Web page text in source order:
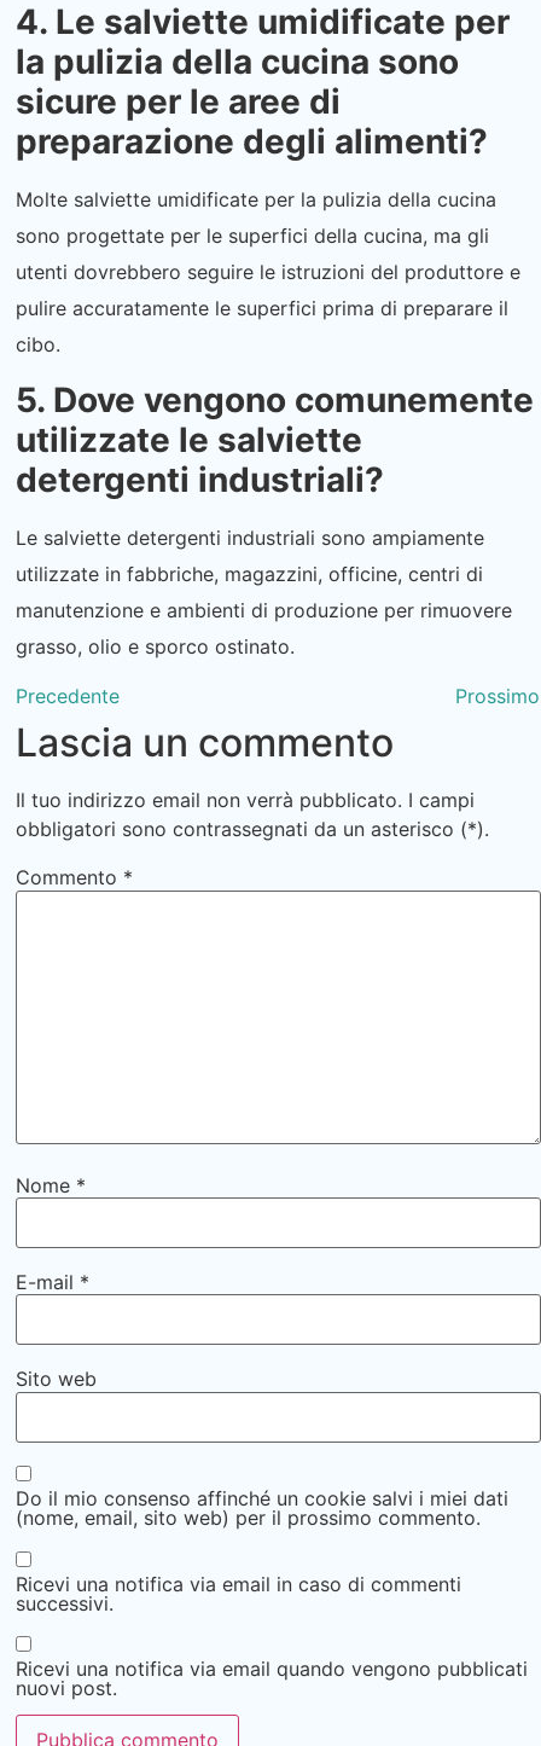
4. Le salviette umidificate per
la pulizia della cucina sono
sicure per le aree di
preparazione degli alimenti?
Molte salviette umidificate per la pulizia della cucina
sono progettate per le superfici della cucina, ma gli
utenti dovrebbero seguire le istruzioni del produttore e
pulire accuratamente le superfici prima di preparare il
cibo.
5. Dove vengono comunemente
utilizzate le salviette
detergenti industriali?
Le salviette detergenti industriali sono ampiamente
utilizzate in fabbriche, magazzini, officine, centri di
manutenzione e ambienti di produzione per rimuovere
grasso, olio e sporco ostinato.
Precedente Prossimo
Lascia un commento
Il tuo indirizzo email non verrà pubblicato. I campi
obbligatori sono contrassegnati da un asterisco (*).
Commento *
Nome *
E-mail *
Sito web
Do il mio consenso affinché un cookie salvi i miei dati
(nome, email, sito web) per il prossimo commento.
Ricevi una notifica via email in caso di commenti
successivi.
Ricevi una notifica via email quando vengono pubblicati
nuovi post.